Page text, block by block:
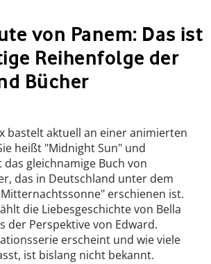
von Panem: Das ist
Reihenfolge der
Bücher
bastelt aktuell an einer animierten
heißt "Midnight Sun" und
gleichnamige Buch von
das in Deutschland unter dem
erschienen ist.
die Liebesgeschichte von Bella
der Perspektive von Edward.
erscheint und wie viele
ist bislang nicht bekannt.